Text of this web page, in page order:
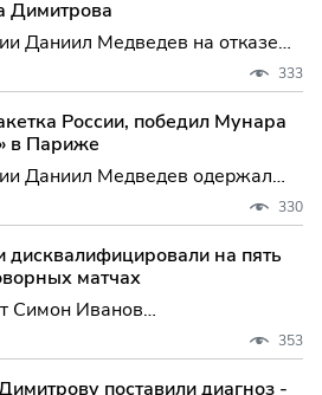
под
Димитрова
Даниил Медведев на отказе
Григора Димитрова вышел в
"Мастерс" в Париже,
прев...
333
России, победил Мунара
в Париже
Даниил Медведев одержал
Хауме Мунаром в матче первого
в Париже, призовой
6...
330
дисквалифицировали на пять
матчах
Симон Иванов
пять лет и оштрафован на 25
в договорных матчах,
органа ...
353
поставили диагноз -